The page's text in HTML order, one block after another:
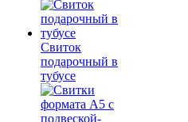
Свиток
подарочный в
тубусе